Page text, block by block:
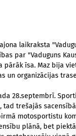
laikraksta
par "Vaduguns
īsa. Maz bija
un organizācijas
28.septembrī.
trešajās
motosportistu
plānā, bet